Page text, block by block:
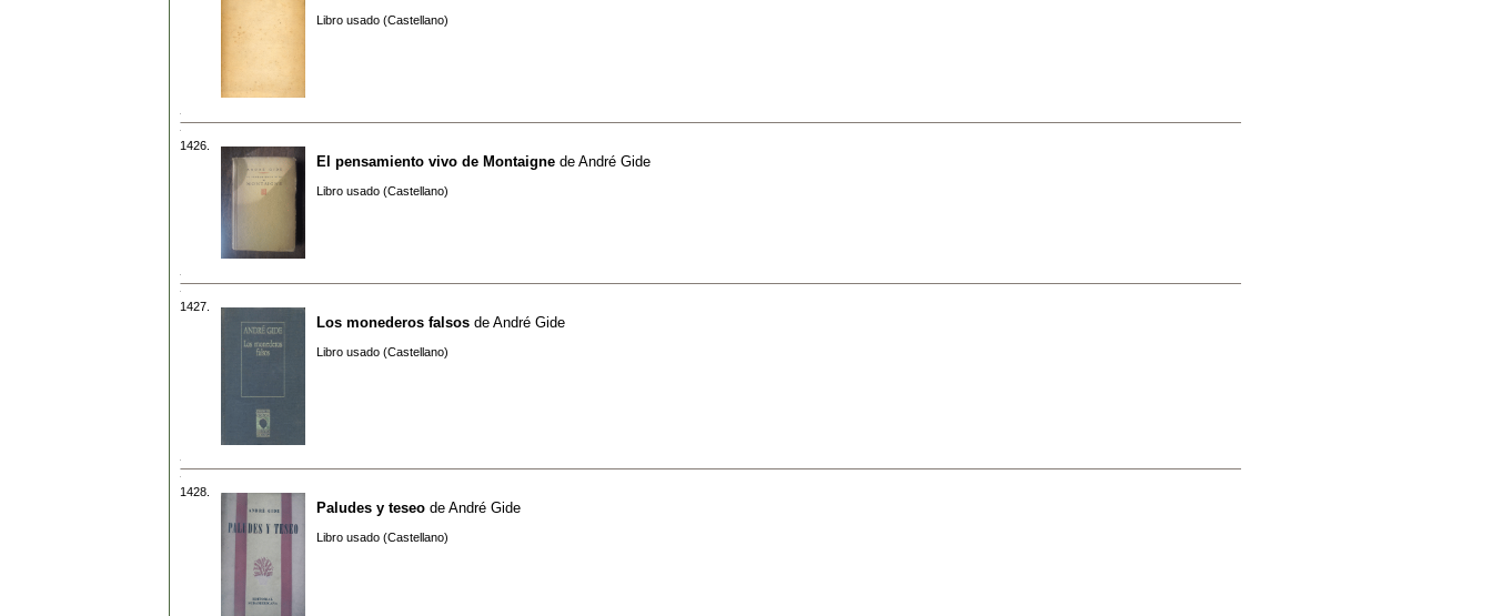
Libro usado (Castellano)
1426.
El pensamiento vivo de Montaigne de André Gide
Libro usado (Castellano)
1427.
Los monederos falsos de André Gide
Libro usado (Castellano)
1428.
Paludes y teseo de André Gide
Libro usado (Castellano)